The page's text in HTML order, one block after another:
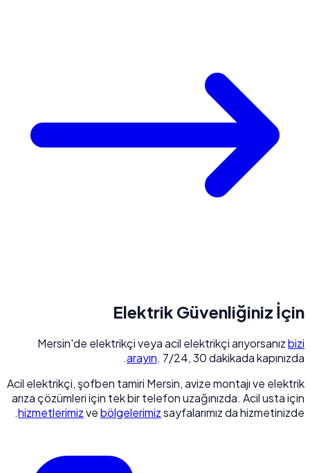
Elektrik Güvenliğiniz İçin
Mersin'de elektrikçi veya acil elektrikçi arıyorsanızbizi
arayın. 7/24, 30 dakikada kapınızda.
Acil elektrikçi, şofben tamiri Mersin, avize montajı ve elektrik
arıza çözümleri için tek bir telefon uzağınızda. Acil usta için
hizmetlerimizvebölgelerimizsayfalarımız da hizmetinizde.